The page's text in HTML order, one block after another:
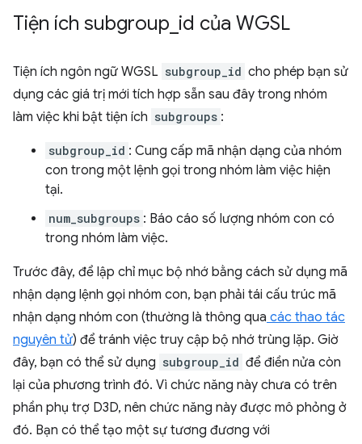
Tiện ích subgroup id của WGSL
Tiện ích ngôn ngữ WGSL subgroup_id cho phép bạn sử
dụng các giá trị mới tích hợp sẵn sau đây trong nhóm
làm việc khi bật tiện ích subgroups :
subgroup_id : Cung cấp mã nhận dạng của nhóm
con trong một lệnh gọi trong nhóm làm việc hiện
tại.
num_subgroups : Báo cáo số lượng nhóm con có
trong nhóm làm việc.
Trước đây, để lập chỉ mục bộ nhớ bằng cách sử dụng mã
nhận dạng lệnh gọi nhóm con, bạn phải tái cấu trúc mã
nhận dạng nhóm con (thường là thông qua các thao tác
nguyên tử) để tránh việc truy cập bộ nhớ trùng lặp. Giờ
đây, bạn có thể sử dụng subgroup_id để điền nửa còn
lại của phương trình đó. Vì chức năng này chưa có trên
phần phụ trợ D3D, nên chức năng này được mô phỏng ở
đó. Bạn có thể tạo một sự tương đương với